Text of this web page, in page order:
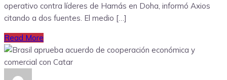
operativo contra líderes de Hamás en Doha, informó Axios
citando a dos fuentes. El medio […]
Read More